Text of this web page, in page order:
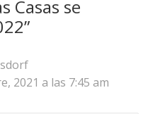
Casas se
”
2021 a las 7:45 am